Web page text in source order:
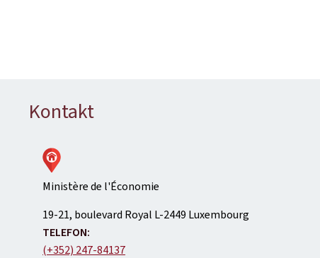
Kontakt
Ministère de l'Économie
ADRESS:
19-21, boulevard Royal L-2449 Luxembourg
TELEFON:
(+352) 247-84137